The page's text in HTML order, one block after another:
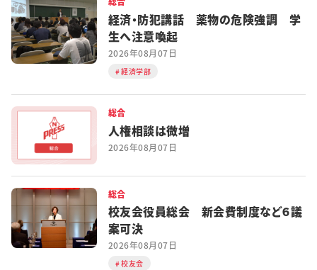
経済・防犯講話 薬物の危険強調 学
生へ注意喚起
2026年08月07日
経済学部
総合
人権相談は微増
2026年08月07日
総合
校友会役員総会 新会費制度など６議
案可決
2026年08月07日
校友会